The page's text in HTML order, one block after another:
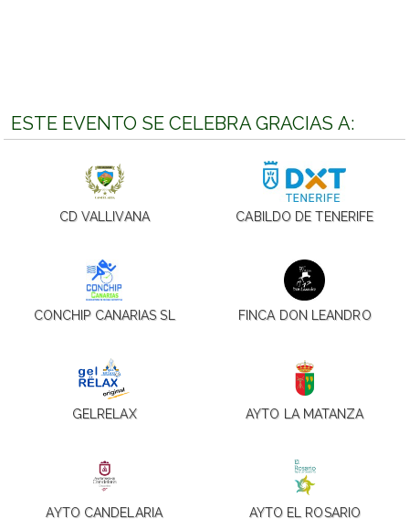
ESTE EVENTO SE CELEBRA GRACIAS A:
CD VALLIVANA CABILDO DE TENERIFE
CONCHIP CANARIAS SL FINCA DON LEANDRO
GELRELAX AYTO LA MATANZA
AYTO CANDELARIA AYTO EL ROSARIO